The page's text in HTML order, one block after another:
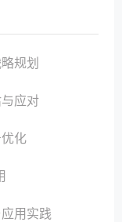
规划
应对
化
用实践